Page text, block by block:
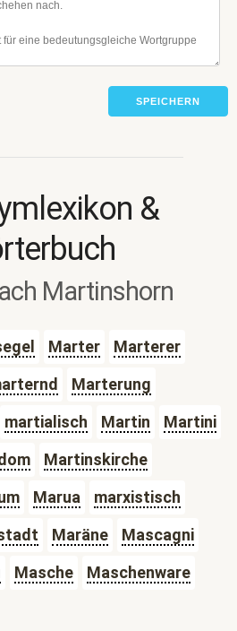
SPEICHERN
&
Martinshorn
Marter
Marterer
Marterung
martialisch Martin
Martini
Martinskirche
Marua
marxistisch
Maräne
Mascagni
Masche
Maschenware